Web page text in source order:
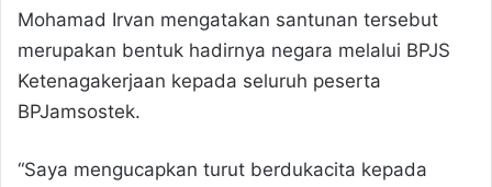
Mohamad Irvan mengatakan santunan tersebut
merupakan bentuk hadirnya negara melalui BPJS
Ketenagakerjaan kepada seluruh peserta
BPJamsostek.
“Saya mengucapkan turut berdukacita kepada